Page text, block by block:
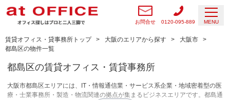
お問合せ 0120-095-889 MENU
賃貸オフィス・貸事務所トップ 大阪のエリアから探す
大阪市
都島区の物件一覧
都島区の賃貸オフィス・賃貸事務所
大阪市都島区エリアには、IT・情報通信業・サービス系企業・地域密着型の医
療・士業事務所・製造・物流関連の拠点が集まるビジネスエリアです。都島通